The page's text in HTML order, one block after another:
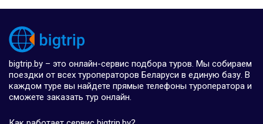
bigtrip.by – это онлайн-сервис подбора туров. Мы собираем
поездки от всех туроператоров Беларуси в единую базу. В
каждом туре вы найдете прямые телефоны туроператора и
сможете заказать тур онлайн.